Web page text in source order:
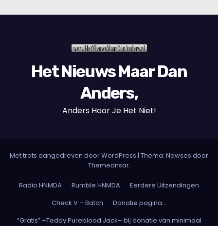
Het Nieuws Maar Dan
Anders,
Anders Hoor Je Het Niet!
Met trots aangedreven door WordPress | Thema: Newses door
Themeansar.
Radio HNMDA Rumble HNMDA
Eerdere Uitzendingen
Check V – Batch
Donatie pagina…
“Gratis” –Teddy Pureblood Jack– bij donatie van minimaal